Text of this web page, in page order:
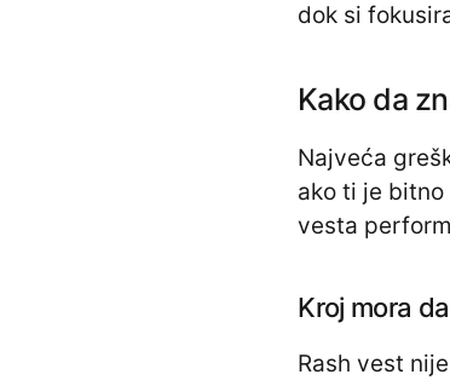
dok si
Kako da
Najveća
ako ti je
vesta
Kroj mora
Rash vest